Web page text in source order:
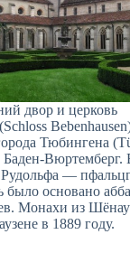
двор и церковь
Тюбингена
Баден-Вюртемберг.
—
было основано
Монахи из Шёнау
в 1889 году.